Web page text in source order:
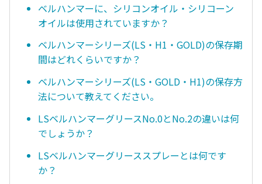
ベルハンマーに、シリコンオイル・シリコーン
オイルは使用されていますか？
ベルハンマーシリーズ(LS・H1・GOLD)の保存期
間はどれくらいですか？
ベルハンマーシリーズ(LS・GOLD・H1)の保存方
法について教えてください。
LSベルハンマーグリースNo.0とNo.2の違いは何
でしょうか？
LSベルハンマーグリーススプレーとは何です
か？